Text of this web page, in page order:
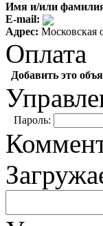
Имя и/или
E-mail:
Адрес: Московская
Оплата
Добавить это
Пароль: